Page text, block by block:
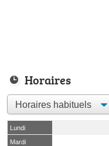
Horaires
Lundi
Mardi